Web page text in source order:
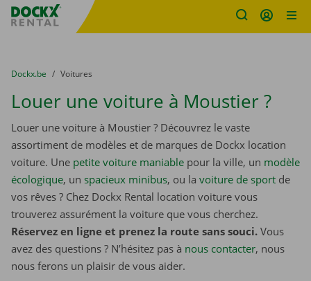
sitename
You are here:
du
Dockx.be to
Voitures
Louer une voiture à Moustier ?
Louer une voiture à Moustier ? Découvrez le vaste
assortiment de modèles et de marques de Dockx location
voiture. Une petite voiture maniable pour la ville, un modèle
écologique, un spacieux minibus, ou la voiture de sport de
vos rêves ? Chez Dockx Rental location voiture vous
trouverez assurément la voiture que vous cherchez.
Réservez en ligne et prenez la route sans souci. Vous
avez des questions ? N’hésitez pas à nous contacter, nous
nous ferons un plaisir de vous aider.